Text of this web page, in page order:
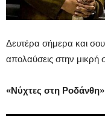
Δευτέρα σήμερα και σου
απολαύσεις στην μικρή
«Νύχτες στη